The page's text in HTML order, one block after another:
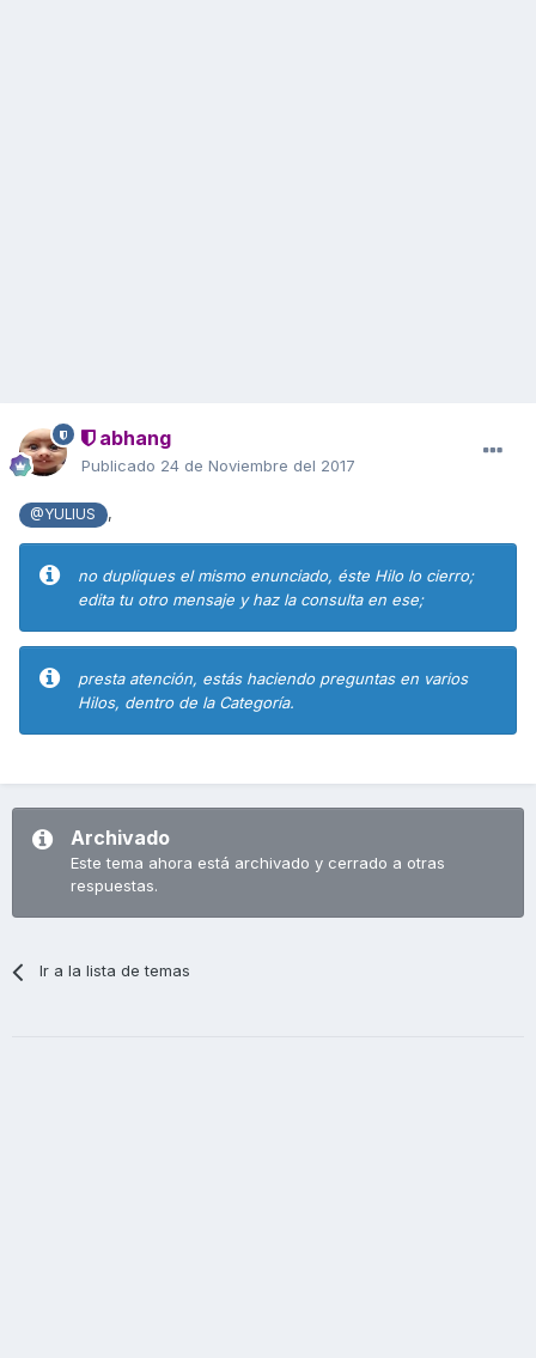
abhang
Publicado 24 de Noviembre del 2017
@YULIUS ,
no dupliques el mismo enunciado, éste Hilo lo cierro;
edita tu otro mensaje y haz la consulta en ese;
presta atención, estás haciendo preguntas en varios
Hilos, dentro de la Categoría.
Archivado
Este tema ahora está archivado y cerrado a otras
respuestas.
Ir a la lista de temas